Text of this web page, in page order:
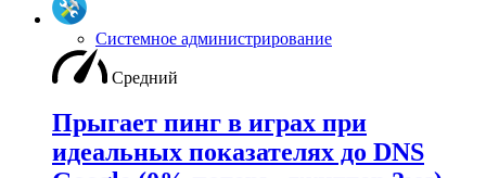
Системное администрирование
Средний
Прыгает пинг в играх при
идеальных показателях до DNS